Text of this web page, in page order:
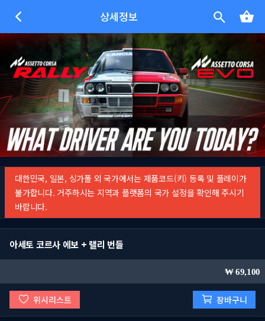
상세정보
대한민국, 일본, 싱가폴 외 국가에서는 제품코드(키) 등록 및 플레이가
불가합니다. 거주하시는 지역과 플랫폼의 국가 설정을 확인해 주시기
바랍니다.
아세토 코르사 에보 + 랠리 번들
69,100
위시리스트 장바구니